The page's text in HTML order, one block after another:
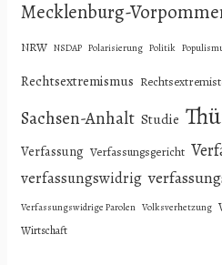
Mecklenburg-
NRW NSDAP Polarisierung Politik
Rechtsextremismus
Sachsen-Anhalt Studie
Verfassung Verfassungsgericht
verfassungswidrig
Verfassungswidrige Parolen Volksverhetzung
Wirtschaft